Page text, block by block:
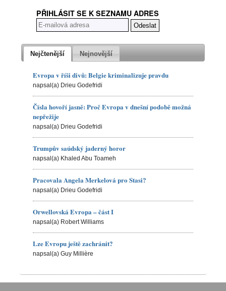
PŘIHLÁSIT SE K SEZNAMU ADRES
Nejčtenější Nejnovější
Evropa v říši divů: Belgie kriminalizuje pravdu
napsal(a) Drieu Godefridi
Čísla hovoří jasně: Proč Evropa v dnešní podobě možná
nepřežije
napsal(a) Drieu Godefridi
Trumpův saúdský jaderný horor
napsal(a) Khaled Abu Toameh
Pracovala Angela Merkelová pro Stasi?
napsal(a) Drieu Godefridi
Orwellovská Evropa – část I
napsal(a) Robert Williams
Lze Evropu ještě zachránit?
napsal(a) Guy Millière